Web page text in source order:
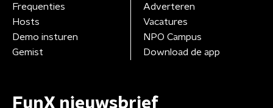
Frequenties
Hosts
Demo insturen
Gemist
Adverteren
Vacatures
NPO Campus
Download de app
FunX nieuwsbrief